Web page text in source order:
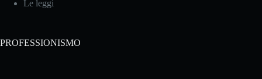
Le leggi
PROFESSIONISMO